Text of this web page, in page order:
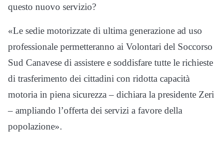
questo nuovo servizio?
«Le sedie motorizzate di ultima generazione ad uso
professionale permetteranno ai Volontari del Soccorso
Sud Canavese di assistere e soddisfare tutte le richieste
di trasferimento dei cittadini con ridotta capacità
motoria in piena sicurezza – dichiara la presidente Zeri
– ampliando l’offerta dei servizi a favore della
popolazione».